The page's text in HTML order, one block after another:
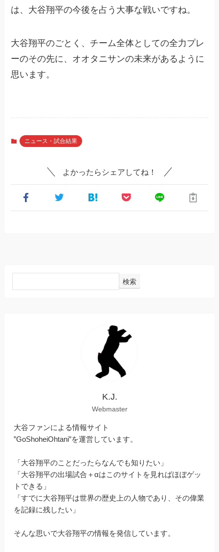
は、大谷翔平の今後を占う大事な戦いですね。
大谷翔平のごとく、チーム全体としての全力プレ
ーのその先に、オオタニサンの未来があるように
思います。
ニュース・試合結果
よかったらシェアしてね！
検索
K.J.
Webmaster
大谷ファンによる情報サイト
”GoShoheiOhtani”を運営しています。
「大谷翔平のことだったらなんでも知りたい」
「大谷翔平の出場試合＋αはこのサイトを見ればほぼゲッ
トできる」
「すでに大谷翔平は世界の歴史上の人物であり、その偉業
を記録に残したい」
そんな思いで大谷翔平の情報を発信しています。